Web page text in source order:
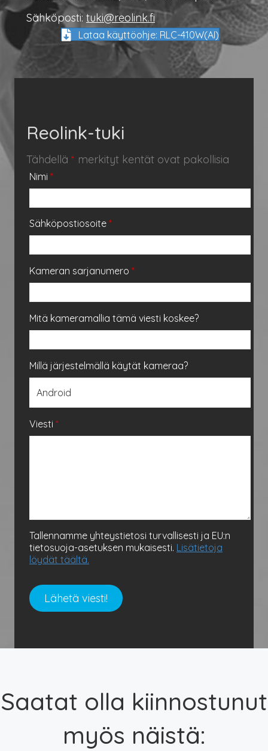
Sähköposti: tuki@reolink.fi
Lataa käyttöohje: RLC-410W(AI)
Reolink-tuki
Tähdellä * merkityt kentät ovat pakollisia
Nimi *
Sähköpostiosoite *
Kameran sarjanumero *
Mitä kameramallia tämä viesti koskee?
Millä järjestelmällä käytät kameraa?
Viesti *
Tallennamme yhteystietosi turvallisesti ja EU:n
tietosuoja-asetuksen mukaisesti. Lisätietoja
löydät täältä.
Saatat olla kiinnostunut
myös näistä: